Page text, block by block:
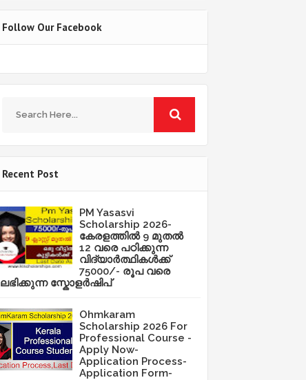
Follow Our Facebook
Recent Post
PM Yasasvi
Scholarship 2026-
കേരളത്തിൽ 9 മുതൽ
12 വരെ പഠിക്കുന്ന
വിദ്യാർത്ഥികൾക്ക്
75000/- രൂപ വരെ
ലഭിക്കുന്ന സ്കോളർഷിപ്
Ohmkaram
Scholarship 2026 For
Professional Course -
Apply Now-
Application Process-
Application Form-